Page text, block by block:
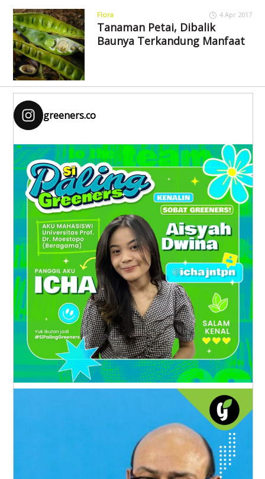
Flora 4 Apr 2017
Tanaman Petai, Dibalik
Baunya Terkandung Manfaat
greeners.co